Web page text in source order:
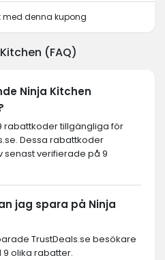
med denna kupong
(FAQ)
Ninja Kitchen
rabattkoder tillgängliga för
Dessa rabattkoder
senast verifierade på 9
jag spara på Ninja
TrustDeals.se besökare
9 olika rabatter.